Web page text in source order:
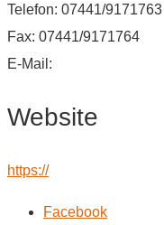
Telefon: 07441/9171763
Fax: 07441/9171764
E-Mail:
Website
https://
Facebook